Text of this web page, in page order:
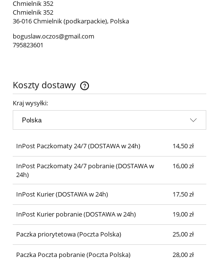
Chmielnik 352
Chmielnik 352
36-016 Chmielnik (podkarpackie), Polska
boguslaw.oczos@gmail.com
795823601
Koszty dostawy
Cena nie zawiera ewentualnych kosztów płatności
Kraj wysyłki:
InPost Paczkomaty 24/7(DOSTAWA w 24h) 14,50 zł
InPost Paczkomaty 24/7 pobranie(DOSTAWA w
24h)
16,00 zł
InPost Kurier(DOSTAWA w 24h) 17,50 zł
InPost Kurier pobranie(DOSTAWA w 24h) 19,00 zł
Paczka priorytetowa(Poczta Polska) 25,00 zł
Paczka Poczta pobranie(Poczta Polska) 28,00 zł